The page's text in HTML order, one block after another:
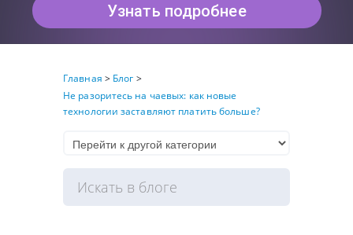
Узнать подробнее
Главная > Блог >
Не разоритесь на чаевых: как новые
технологии заставляют платить больше?